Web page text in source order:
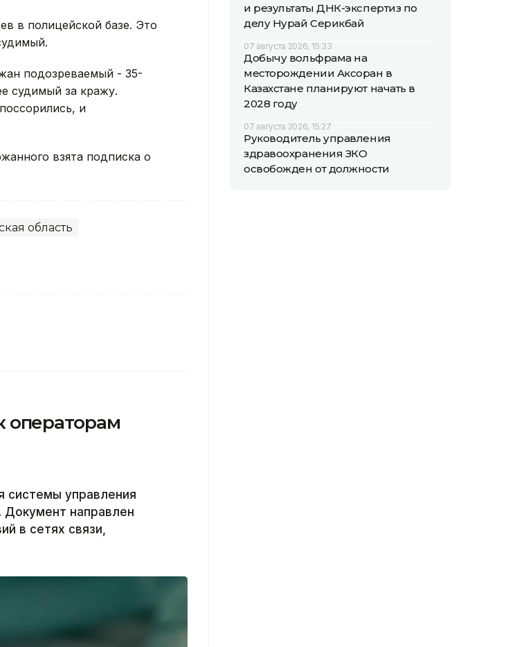
в полицейской базе. Это
подозреваемый - 35-
судимый за кражу.
и
взята подписка о
область
операторам
системы управления
Документ направлен
в сетях связи,
и результаты ДНК-экспертиз по
делу Нурай Серикбай
07 августа 2026, 15:33
Добычу вольфрама на
месторождении Аксоран в
Казахстане планируют начать в
2028 году
07 августа 2026, 15:27
Руководитель управления
здравоохранения ЗКО
освобожден от должности